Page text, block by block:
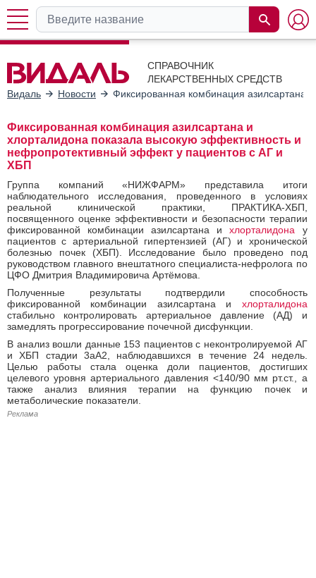
СПРАВОЧНИК
ЛЕКАРСТВЕННЫХ СРЕДСТВ
Видаль
Новости Фиксированная комбинация азилсартана
Фиксированная комбинация азилсартана и
хлорталидона показала высокую эффективность и
нефропротективный эффект у пациентов с АГ и
ХБП
Группа компаний «НИЖФАРМ» представила итоги
наблюдательного исследования, проведенного в условиях
реальной клинической практики, ПРАКТИКА-ХБП,
посвященного оценке эффективности и безопасности терапии
фиксированной комбинации азилсартана ихлорталидона у
пациентов с артериальной гипертензией (АГ) и хронической
болезнью почек (ХБП). Исследование было проведено под
руководством главного внештатного специалиста-нефролога по
ЦФО Дмитрия Владимировича Артёмова.
Полученные результаты подтвердили способность
фиксированной комбинации азилсартана и хлорталидона
стабильно контролировать артериальное давление (АД) и
замедлять прогрессирование почечной дисфункции.
В анализ вошли данные 153 пациентов с неконтролируемой АГ
и ХБП стадии 3аА2, наблюдавшихся в течение 24 недель.
Целью работы стала оценка доли пациентов, достигших
целевого уровня артериального давления <140/90 мм рт.ст., а
также анализ влияния терапии на функцию почек и
метаболические показатели.
Реклама